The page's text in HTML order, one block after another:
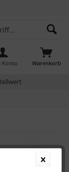
Warenkorb
Konto